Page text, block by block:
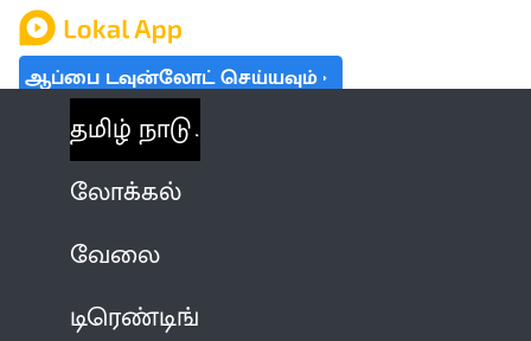
ஆப்பை டவுன்லோட் செய்யவும்
தமிழ் நாடு
லோக்கல்
வேலை
டிரெண்டிங்